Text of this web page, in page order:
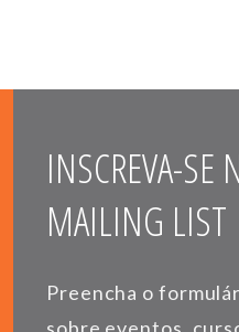
INSCREVA-SE
MAILING LIST
Preencha o